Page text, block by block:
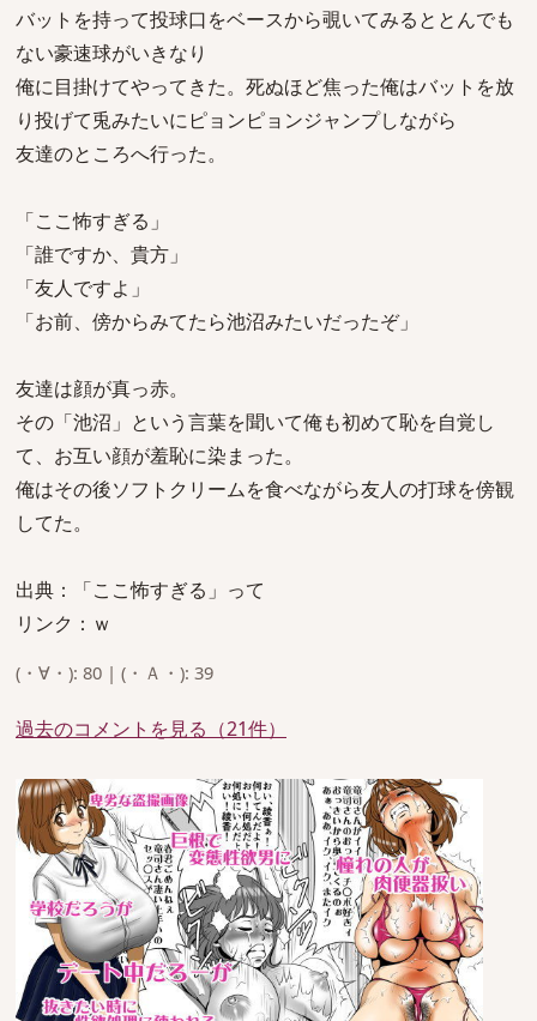
バットを持って投球口をベースから覗いてみるととんでも
ない豪速球がいきなり
俺に目掛けてやってきた。死ぬほど焦った俺はバットを放
り投げて兎みたいにピョンピョンジャンプしながら
友達のところへ行った。
「ここ怖すぎる」
「誰ですか、貴方」
「友人ですよ」
「お前、傍からみてたら池沼みたいだったぞ」
友達は顔が真っ赤。
その「池沼」という言葉を聞いて俺も初めて恥を自覚し
て、お互い顔が羞恥に染まった。
俺はその後ソフトクリームを食べながら友人の打球を傍観
してた。
出典：「ここ怖すぎる」って
リンク：ｗ
(・∀・): 80 | (・Ａ・): 39
過去のコメントを見る（21件）